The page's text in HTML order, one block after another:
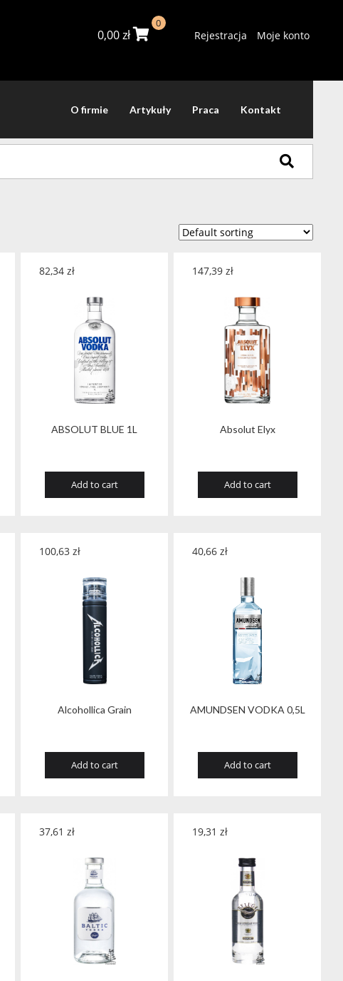
0,00zł
0
Rejestracja Moje konto
O firmie Artykuły Praca Kontakt
ABSOLUT BLUE 1L
82,34zł
Add to cart
Absolut Elyx
147,39zł
Add to cart
Alcohollica Grain
100,63zł
Add to cart
AMUNDSEN VODKA 0,5L
40,66zł
Add to cart
37,61zł 19,31zł